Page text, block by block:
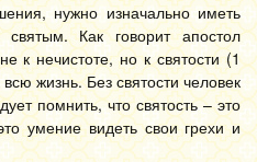
нужно изначально иметь
святым. Как говорит апостол
к нечистоте, но к святости (1
жизнь. Без святости человек
помнить, что святость – это
умение видеть свои грехи и